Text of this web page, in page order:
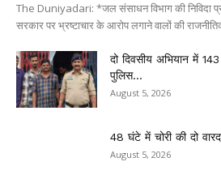
The Duniyadari: *जल संसाधन विभाग की निविदा
सरकार पर भ्रष्टाचार के आरोप लगाने वालों की
दो दिवसीय अभियान में
पुलिस...
August 5, 2026
48 घंटे में चोरी की दो
August 5, 2026